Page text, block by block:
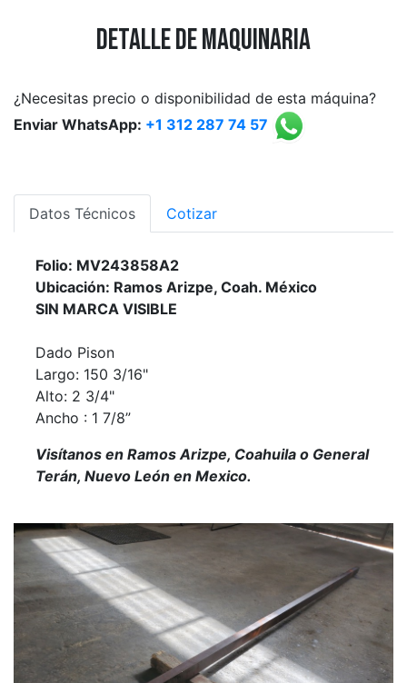
Detalle de Maquinaria
¿Necesitas precio o disponibilidad de esta máquina?
Enviar WhatsApp: +1 312 287 74 57
Datos Técnicos Cotizar
Folio: MV243858A2
Ubicación: Ramos Arizpe, Coah. México
SIN MARCA VISIBLE
Dado Pison
Largo: 150 3/16"
Alto: 2 3/4"
Ancho : 1 7/8”
Visítanos en Ramos Arizpe, Coahuila o General
Terán, Nuevo León en Mexico.